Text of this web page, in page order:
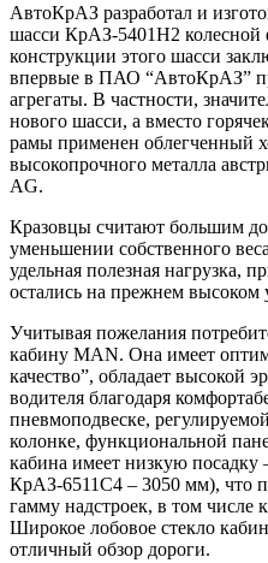
АвтоКрАЗ разработал и
шасси КрАЗ-5401Н2 колесной
конструкции этого шасси
впервые в ПАО “АвтоКрАЗ”
агрегаты. В частности,
нового шасси, а вместо
рамы применен облегченный
высокопрочного металла
AG.
Кразовцы считают большим
уменьшении собственного
удельная полезная нагрузка,
остались на прежнем высоком
Учитывая пожелания
кабину MAN. Она имеет
качество”, обладает высокой
водителя благодаря
пневмоподвеске,
колонке, функциональной
кабина имеет низкую посадку
КрАЗ-6511С4 – 3050 мм), что
гамму надстроек, в том числе
Широкое лобовое стекло
отличный обзор дороги.